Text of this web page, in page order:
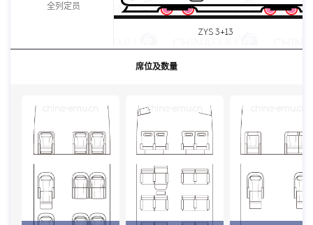
全列定员
ZYS 3+13
席位及数量
china-emu.cn